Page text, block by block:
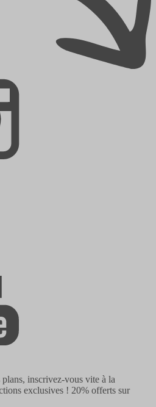
inscrivez-vous vite à la
exclusives ! 20% offerts sur